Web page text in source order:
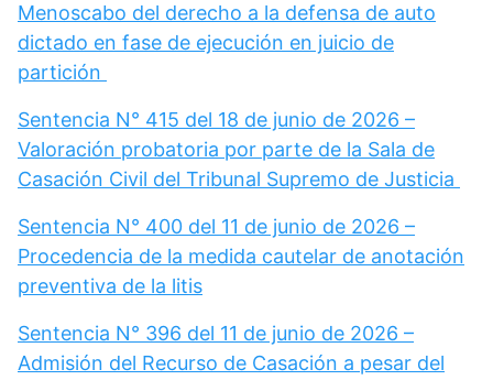
Menoscabo del derecho a la defensa de auto
dictado en fase de ejecución en juicio de
partición
Sentencia N° 415 del 18 de junio de 2026 –
Valoración probatoria por parte de la Sala de
Casación Civil del Tribunal Supremo de Justicia
Sentencia N° 400 del 11 de junio de 2026 –
Procedencia de la medida cautelar de anotación
preventiva de la litis
Sentencia N° 396 del 11 de junio de 2026 –
Admisión del Recurso de Casación a pesar del